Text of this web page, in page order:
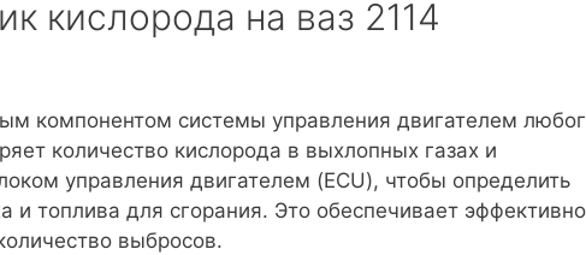
кислорода на ваз 2114
компонентом системы управления двигателем
количество кислорода в выхлопных газах и
управления двигателем (ECU), чтобы определить
и топлива для сгорания. Это обеспечивает
выбросов.